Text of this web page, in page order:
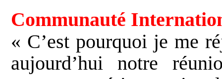
Communauté
« C’est pourquoi je me
aujourd’hui notre